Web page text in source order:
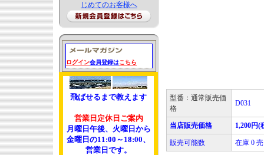
じめてのお客様へ
ログイン会員登録はこちら
飛ばせるまで教えます
営業日定休日ご案内
月曜日午後、火曜日から
金曜日の11:00～18:00、
営業日です。
型番：通常販売価
格
D031
当店販売価格 1,200円(
販売可能数 在庫 0